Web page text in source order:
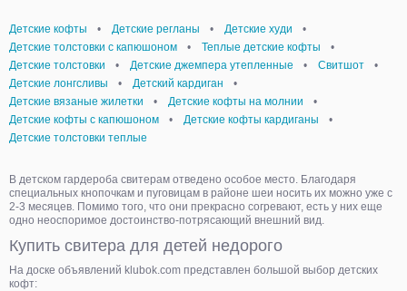
Детские кофты • Детские регланы • Детские худи
•
Детские толстовки с капюшоном
• Теплые детские кофты
•
Детские толстовки
• Детские джемпера утепленные • Свитшот
•
Детские лонгсливы
• Детский кардиган
•
Детские вязаные жилетки
• Детские кофты на молнии
•
Детские кофты с капюшоном
• Детские кофты кардиганы
•
Детские толстовки теплые
В детском гардероба свитерам отведено особое место. Благодаря
специальных кнопочкам и пуговицам в районе шеи носить их можно уже с
2-3 месяцев. Помимо того, что они прекрасно согревают, есть у них еще
одно неоспоримое достоинство-потрясающий внешний вид.
Купить свитера для детей недорого
На доске объявлений klubok.com представлен большой выбор детских
кофт: